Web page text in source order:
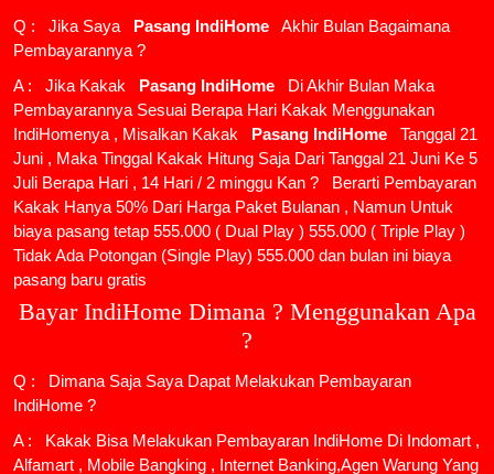
Q : Jika Saya Pasang IndiHome
Akhir Bulan Bagaimana
Pembayarannya ?
A : Jika Kakak
Pasang IndiHome
Di Akhir Bulan Maka
Pembayarannya Sesuai Berapa Hari Kakak Menggunakan
IndiHomenya , Misalkan Kakak
Pasang IndiHome
Tanggal 21
Juni , Maka Tinggal Kakak Hitung Saja Dari Tanggal 21 Juni Ke 5
Juli Berapa Hari , 14 Hari / 2 minggu Kan ? Berarti Pembayaran
Kakak Hanya 50% Dari Harga Paket Bulanan , Namun Untuk
biaya pasang tetap 555.000 ( Dual Play ) 555.000 ( Triple Play )
Tidak Ada Potongan (Single Play) 555.000 dan bulan ini biaya
pasang baru gratis
Bayar IndiHome Dimana ? Menggunakan Apa
?
Q : Dimana Saja Saya Dapat Melakukan Pembayaran
IndiHome ?
A : Kakak Bisa Melakukan Pembayaran IndiHome Di Indomart ,
Alfamart , Mobile Bangking , Internet Banking,Agen Warung Yang